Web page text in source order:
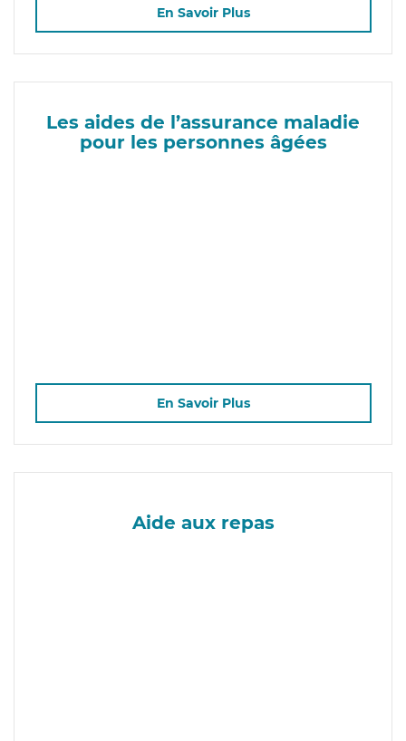
En Savoir Plus
Les aides de l’assurance maladie
pour les personnes âgées
En Savoir Plus
Aide aux repas